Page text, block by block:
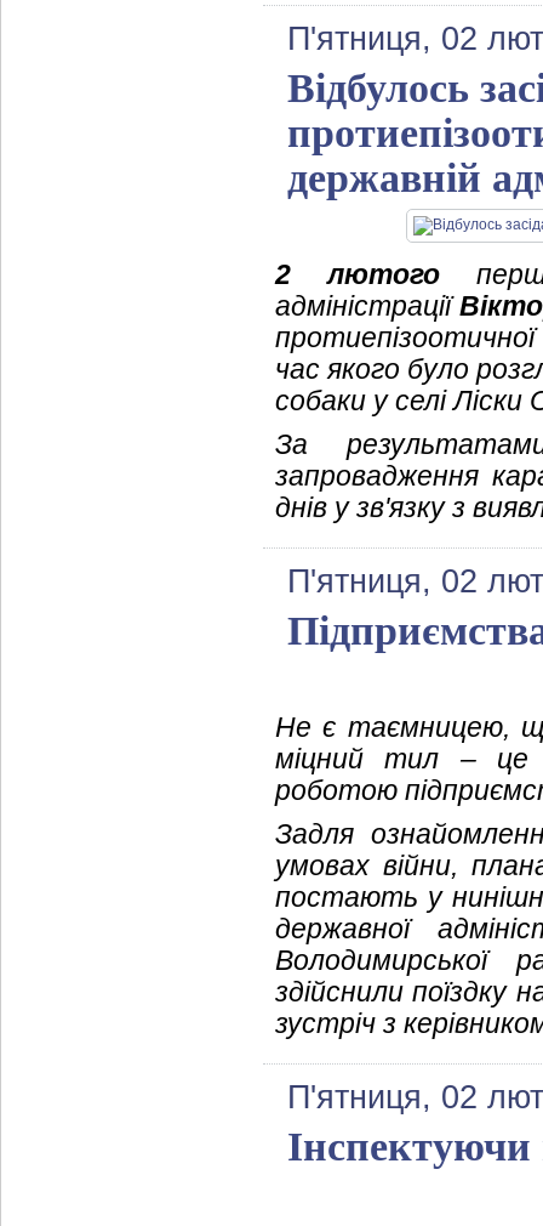
П'ятниця, 02
Відбулось
державній
2 лютого
адміністрації
протиепізоотичної
час якого було
собаки у селі Ліски
За
запровадження
днів у зв'язку з
П'ятниця, 02
Не є таємницею,
міцний тил – це
роботою
Задля
умовах війни,
постають у
державної
Володимирської
здійснили поїздку
зустріч з
П'ятниця, 02
Інспектуючи